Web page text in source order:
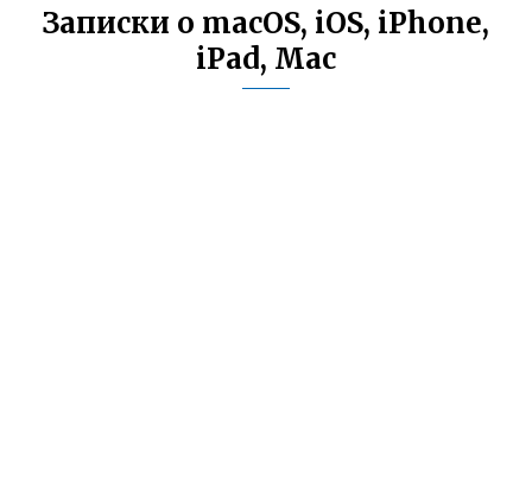
Записки о macOS, iOS, iPhone,
iPad, Mac